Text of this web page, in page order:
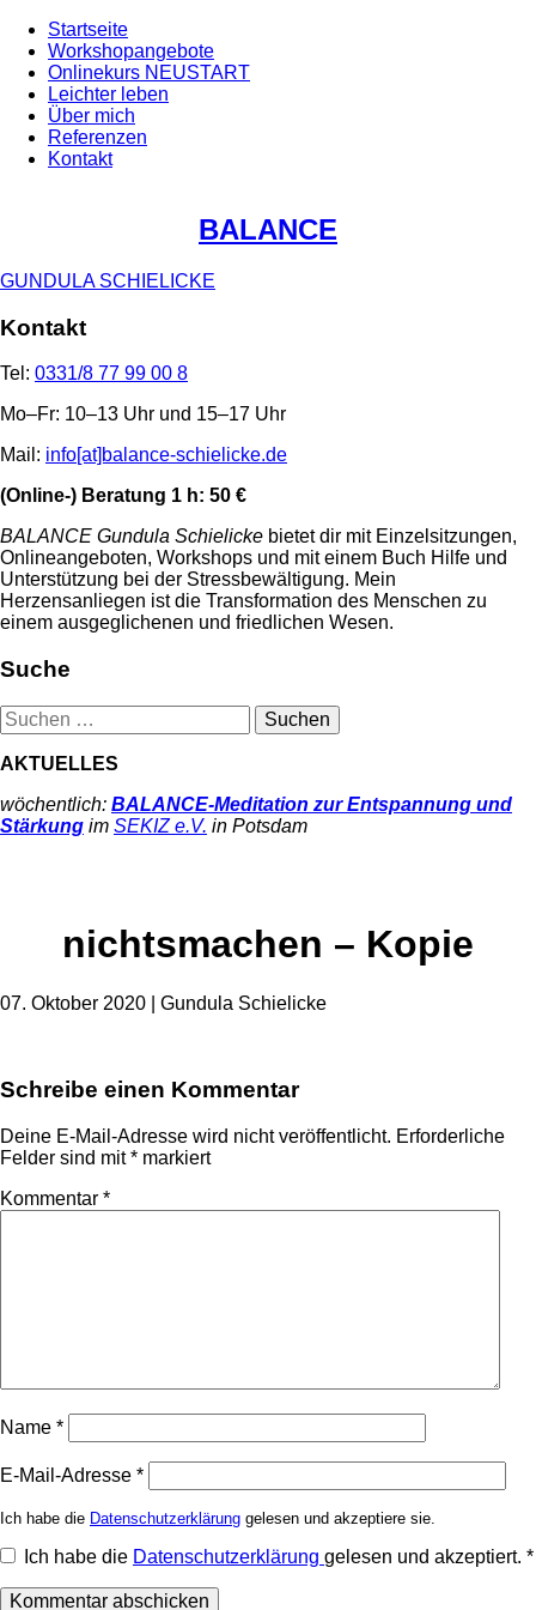
Startseite
Workshopangebote
Onlinekurs NEUSTART
Leichter leben
Über mich
Referenzen
Kontakt
BALANCE
GUNDULA SCHIELICKE
Kontakt
Tel: 0331/8 77 99 00 8
Mo–Fr: 10–13 Uhr und 15–17 Uhr
Mail: info[at]balance-schielicke.de
(Online-) Beratung 1 h: 50 €
BALANCE Gundula Schielicke bietet dir mit Einzelsitzungen,
Onlineangeboten, Workshops und mit einem Buch Hilfe und
Unterstützung bei der Stressbewältigung. Mein
Herzensanliegen ist die Transformation des Menschen zu
einem ausgeglichenen und friedlichen Wesen.
Suche
Suchen
nach:
AKTUELLES
wöchentlich: BALANCE-Meditation zur Entspannung und
Stärkung im SEKIZ e.V. in Potsdam
nichtsmachen – Kopie
07. Oktober 2020 Gundula Schielicke
Schreibe einen Kommentar
Deine E-Mail-Adresse wird nicht veröffentlicht. Erforderliche
Felder sind mit* markiert
Kommentar *
Name *
E-Mail-Adresse *
Ich habe die Datenschutzerklärung gelesen und akzeptiere sie.
Ich habe die Datenschutzerklärung gelesen und akzeptiert. *